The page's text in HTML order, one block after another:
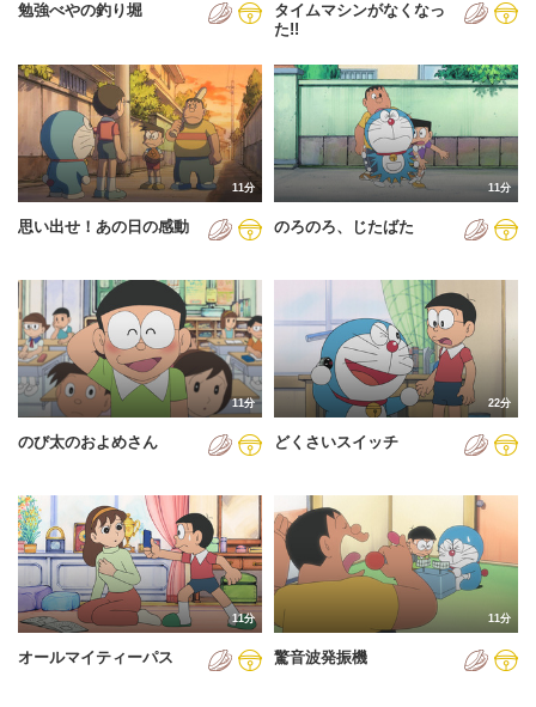
あいうえお順(降順)
動画が長い順
動画が短い順
2008年
2011年
2012年
2013年
2014年
2015年
2016年
2017年
2019年
2020年
2021年
2022年
勉強べやの釣り堀
タイムマシンがなくなっ
た!!
11分
思い出せ！あの日の感動
11分
のろのろ、じたばた
11分
のび太のおよめさん
22分
どくさいスイッチ
11分
オールマイティーパス
11分
驚音波発振機